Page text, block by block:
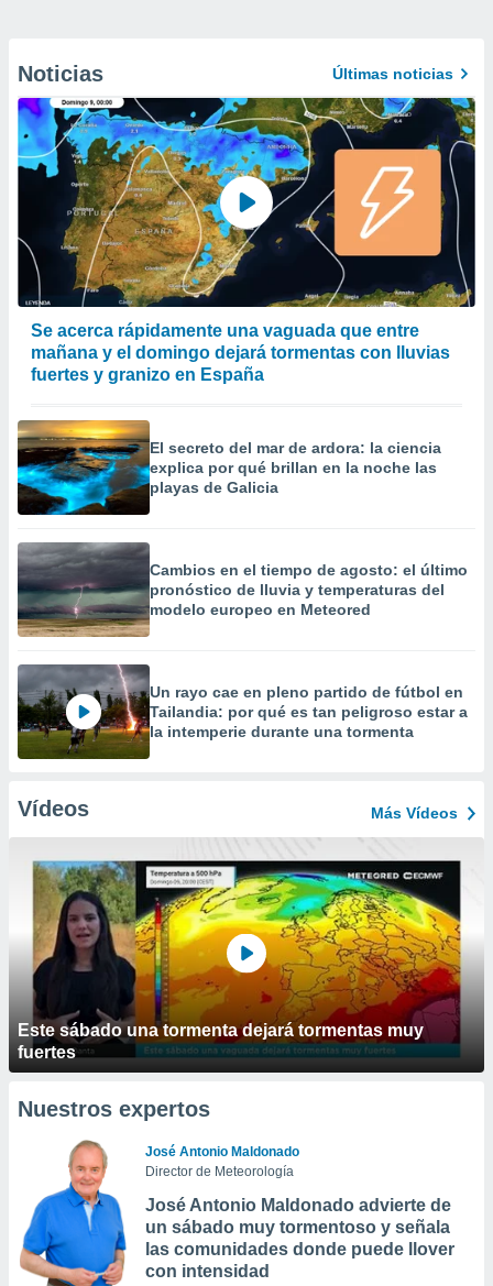
Noticias Últimas noticias
Se acerca rápidamente una vaguada que entre
mañana y el domingo dejará tormentas con lluvias
fuertes y granizo en España
El secreto del mar de ardora: la ciencia
explica por qué brillan en la noche las
playas de Galicia
Cambios en el tiempo de agosto: el último
pronóstico de lluvia y temperaturas del
modelo europeo en Meteored
Un rayo cae en pleno partido de fútbol en
Tailandia: por qué es tan peligroso estar a
la intemperie durante una tormenta
Vídeos Más Vídeos
Este sábado una tormenta dejará tormentas muy
fuertes
Nuestros expertos
José Antonio Maldonado
Director de Meteorología
José Antonio Maldonado advierte de
un sábado muy tormentoso y señala
las comunidades donde puede llover
con intensidad